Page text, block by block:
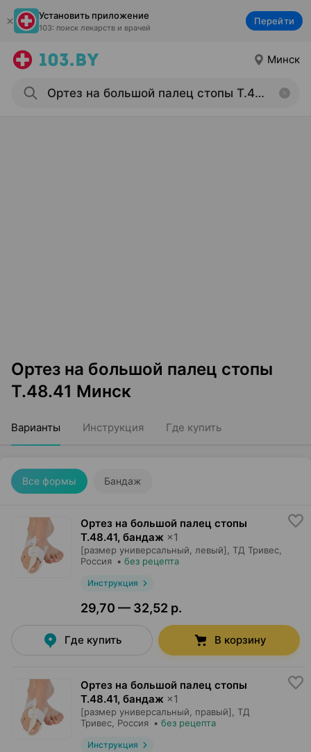
Установить приложение
103: поиск лекарств и врачей
Перейти
Минск
Ортез на большой палец стопы
Т.48.41 Минск
Варианты Инструкция Где купить
Все формы Бандаж
Ортез на большой палец стопы
Т.48.41, бандаж ×1
[размер универсальный, левый], ТД Тривес
Россия • без рецепта
Инструкция
29,70 — 32,52 р.
Где купить В корзину
Ортез на большой палец стопы
Т.48.41, бандаж ×1
[размер универсальный, правый],
ТД
Тривес , Россия • без рецепта
Инструкция